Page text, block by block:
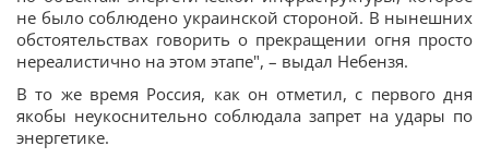
не было соблюдено украинской стороной. В нынешних
обстоятельствах говорить о прекращении огня просто
нереалистично на этом этапе", – выдал Небензя.
В то же время Россия, как он отметил, с первого дня
якобы неукоснительно соблюдала запрет на удары по
энергетике.